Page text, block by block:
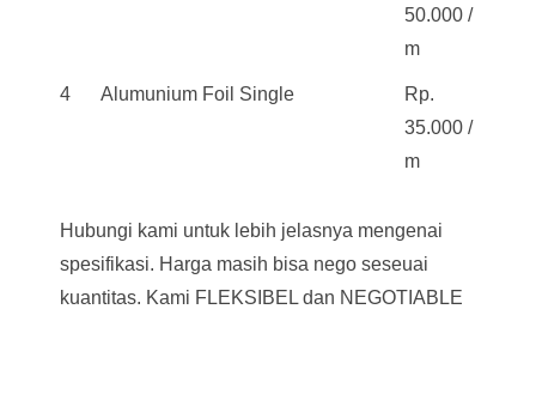
50.000 /
m
4 Alumunium Foil Single
Rp.
35.000 /
m
Hubungi kami untuk lebih jelasnya mengenai
spesifikasi. Harga masih bisa nego seseuai
kuantitas. Kami FLEKSIBEL dan NEGOTIABLE